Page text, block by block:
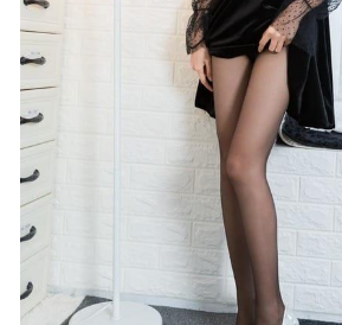
[微密圈]脸红Dearie-撕破[49P1V-189MB]